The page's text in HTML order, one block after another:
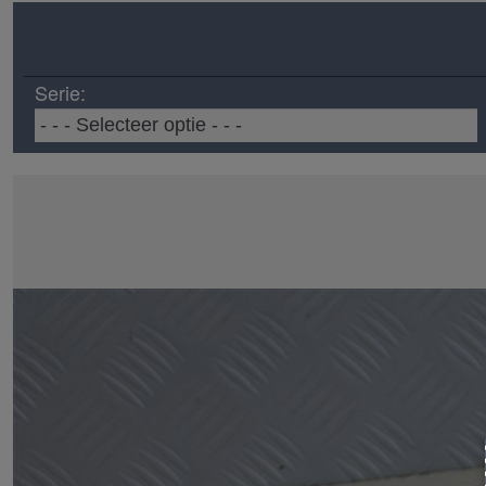
Serie: